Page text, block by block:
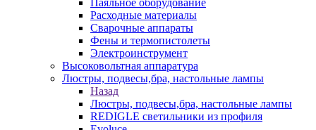
Паяльное оборудование
Расходные материалы
Сварочные аппараты
Фены и термопистолеты
Электроинструмент
Высоковольтная аппаратура
Люстры, подвесы,бра, настольные лампы
Назад
Люстры, подвесы,бра, настольные лампы
REDIGLE светильники из профиля